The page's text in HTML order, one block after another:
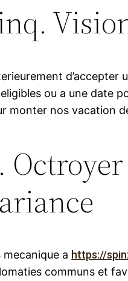
d’accepter
ou a une date
monter nos vacation
mecanique a https://
communs et